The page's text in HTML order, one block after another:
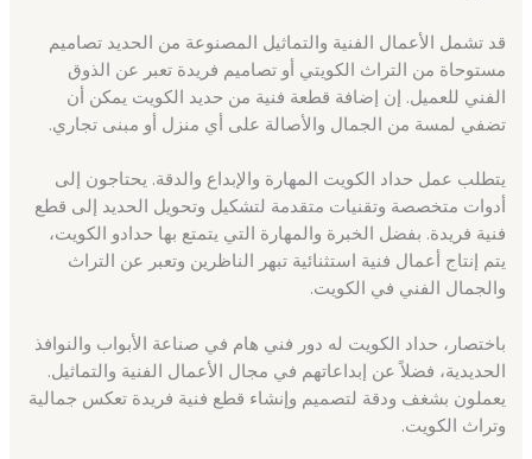
قد تشمل الأعمال الفنية والتماثيل المصنوعة من الحديد تصاميم
مستوحاة من التراث الكويتي أو تصاميم فريدة تعبر عن الذوق
الفني للعميل. إن إضافة قطعة فنية من حديد الكويت يمكن أن
تضفي لمسة من الجمال والأصالة على أي منزل أو مبنى تجاري.
يتطلب عمل حداد الكويت المهارة والإبداع والدقة. يحتاجون إلى
أدوات متخصصة وتقنيات متقدمة لتشكيل وتحويل الحديد إلى قطع
فنية فريدة. بفضل الخبرة والمهارة التي يتمتع بها حدادو الكويت،
يتم إنتاج أعمال فنية استثنائية تبهر الناظرين وتعبر عن التراث
والجمال الفني في الكويت.
باختصار، حداد الكويت له دور فني هام في صناعة الأبواب والنوافذ
الحديدية، فضلاً عن إبداعاتهم في مجال الأعمال الفنية والتماثيل.
يعملون بشغف ودقة لتصميم وإنشاء قطع فنية فريدة تعكس جمالية
وتراث الكويت.